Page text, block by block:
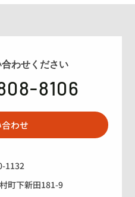
わせください
8106
わせ
1132
町下新田181-9